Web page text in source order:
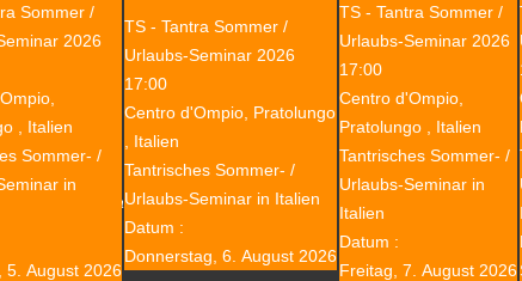
Sommer /
2026
, Italien
Sommer- /
in
5. August 2026
TS - Tantra Sommer /
Urlaubs-Seminar 2026
17:00
Centro d'Ompio, Pratolungo
, Italien
Tantrisches Sommer- /
Urlaubs-Seminar in Italien
Datum :
Donnerstag, 6. August 2026
TS - Tantra Sommer /
Urlaubs-Seminar 2026
17:00
Centro d'Ompio,
Pratolungo , Italien
Tantrisches Sommer- /
Urlaubs-Seminar in
Italien
Datum :
Freitag, 7. August 2026
freuen.
findet keine Tantra Massage statt ...